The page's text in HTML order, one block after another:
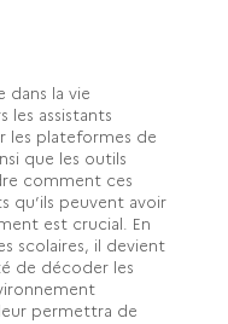
dans la vie
les assistants
les plateformes de
que les outils
comment ces
qu’ils peuvent avoir
est crucial. En
scolaires, il devient
de décoder les
permettra de